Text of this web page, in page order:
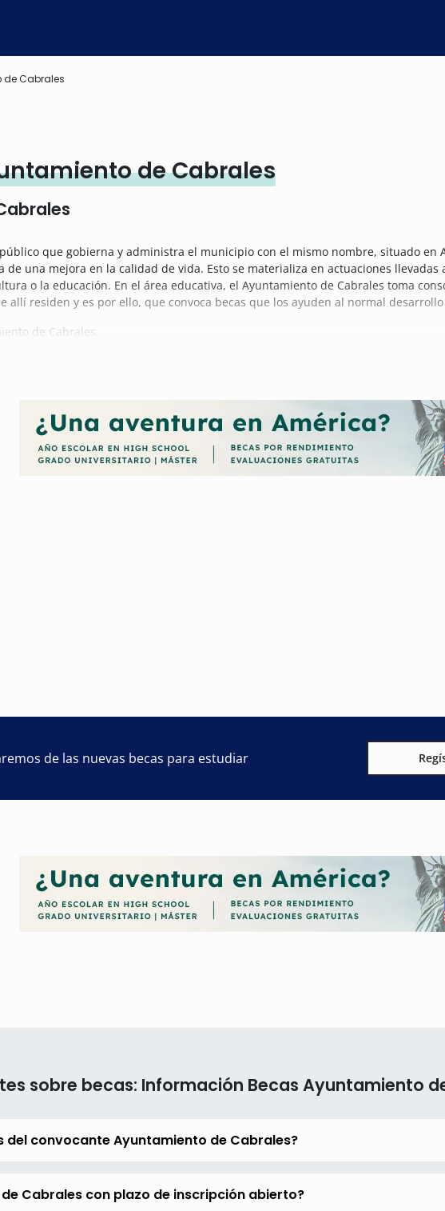
de Cabrales
de Cabrales
que gobierna y administra el municipio con el mismo nombre, situado en
una mejora en la calidad de vida. Esto se materializa en actuaciones llevadas
o la educación. En el área educativa, el Ayuntamiento de Cabrales toma
residen y es por ello, que convoca becas que los ayuden al normal
de Cabrales.
de las nuevas becas para estudiar
sobre becas: Información Becas Ayuntamiento
del convocante Ayuntamiento de Cabrales?
Cabrales con plazo de inscripción abierto?